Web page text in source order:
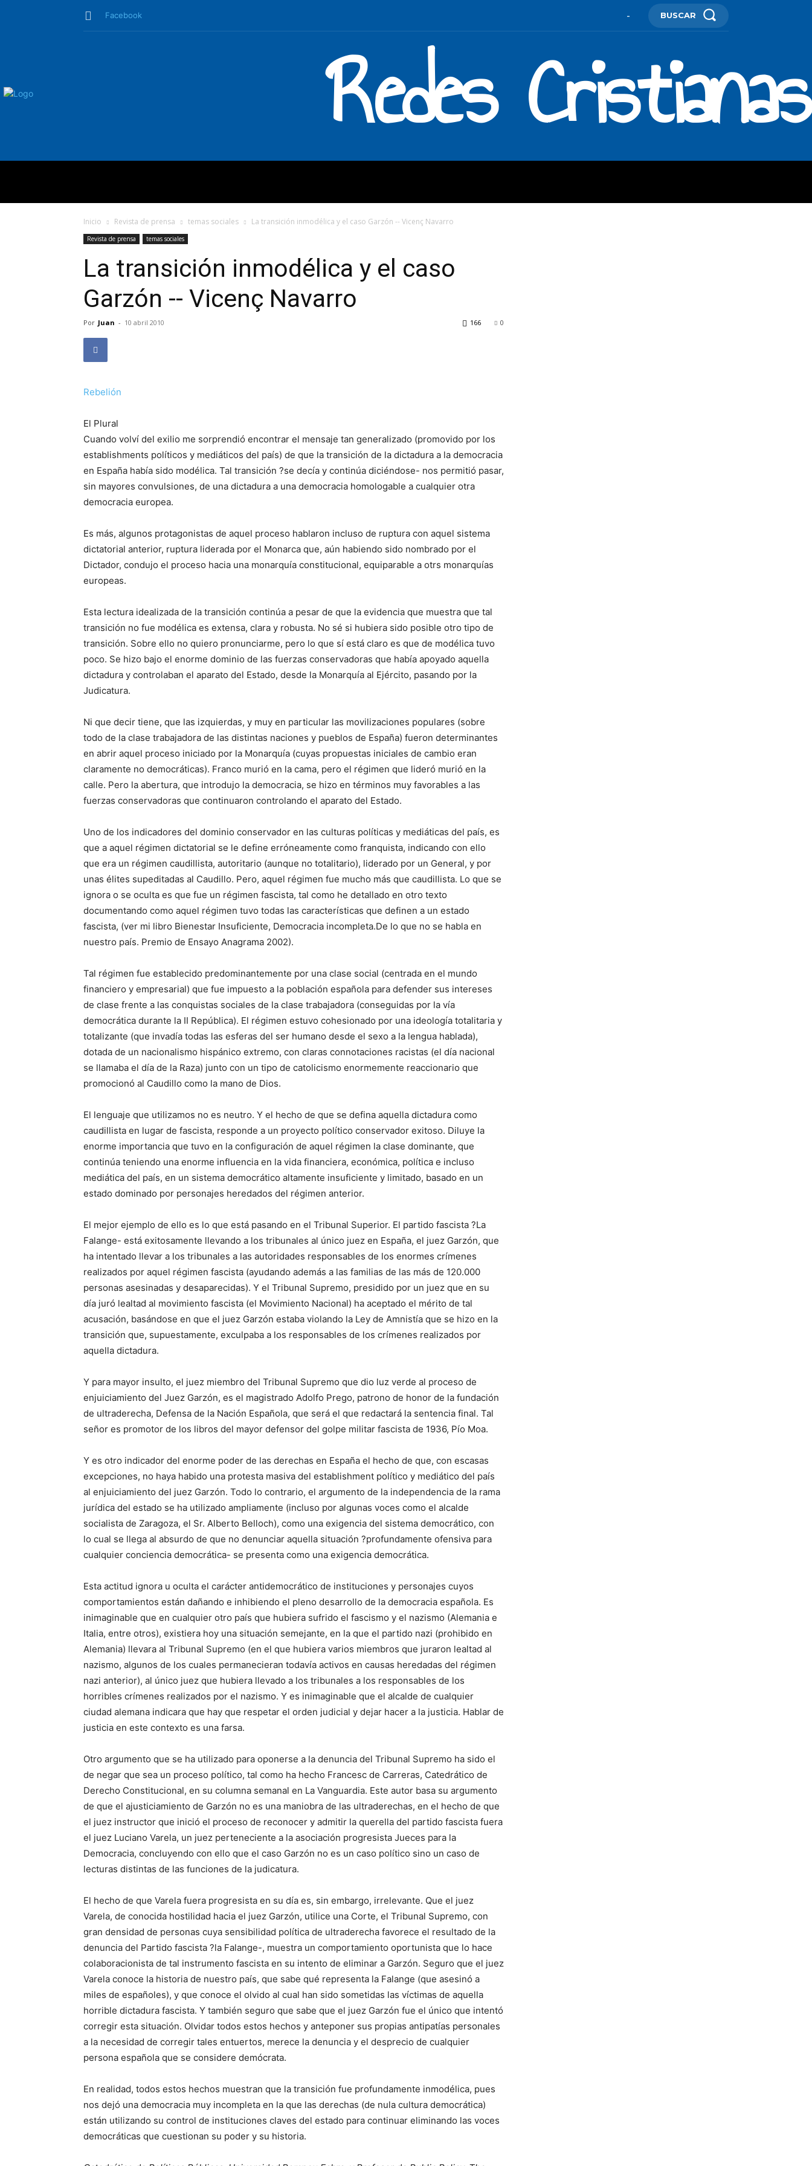
Facebook - BUSCAR
Redes Cristianas
Inicio Revista de prensa temas sociales La transición inmodélica y el caso Garzón -- Vicenç Navarro
Revista de prensa temas sociales
La transición inmodélica y el caso
Garzón -- Vicenç Navarro
Por Juan - 10 abril 2010 0
166
Rebelión
El Plural
Cuando volví del exilio me sorprendió encontrar el mensaje tan generalizado (promovido por los
establishments políticos y mediáticos del país) de que la transición de la dictadura a la democracia
en España había sido modélica. Tal transición ?se decía y continúa diciéndose- nos permitió pasar,
sin mayores convulsiones, de una dictadura a una democracia homologable a cualquier otra
democracia europea.
Es más, algunos protagonistas de aquel proceso hablaron incluso de ruptura con aquel sistema
dictatorial anterior, ruptura liderada por el Monarca que, aún habiendo sido nombrado por el
Dictador, condujo el proceso hacia una monarquía constitucional, equiparable a otrs monarquías
europeas.
Esta lectura idealizada de la transición continúa a pesar de que la evidencia que muestra que tal
transición no fue modélica es extensa, clara y robusta. No sé si hubiera sido posible otro tipo de
transición. Sobre ello no quiero pronunciarme, pero lo que sí está claro es que de modélica tuvo
poco. Se hizo bajo el enorme dominio de las fuerzas conservadoras que había apoyado aquella
dictadura y controlaban el aparato del Estado, desde la Monarquía al Ejército, pasando por la
Judicatura.
Ni que decir tiene, que las izquierdas, y muy en particular las movilizaciones populares (sobre
todo de la clase trabajadora de las distintas naciones y pueblos de España) fueron determinantes
en abrir aquel proceso iniciado por la Monarquía (cuyas propuestas iniciales de cambio eran
claramente no democráticas). Franco murió en la cama, pero el régimen que lideró murió en la
calle. Pero la abertura, que introdujo la democracia, se hizo en términos muy favorables a las
fuerzas conservadoras que continuaron controlando el aparato del Estado.
Uno de los indicadores del dominio conservador en las culturas políticas y mediáticas del país, es
que a aquel régimen dictatorial se le define erróneamente como franquista, indicando con ello
que era un régimen caudillista, autoritario (aunque no totalitario), liderado por un General, y por
unas élites supeditadas al Caudillo. Pero, aquel régimen fue mucho más que caudillista. Lo que se
ignora o se oculta es que fue un régimen fascista, tal como he detallado en otro texto
documentando como aquel régimen tuvo todas las características que definen a un estado
fascista, (ver mi libro Bienestar Insuficiente, Democracia incompleta.De lo que no se habla en
nuestro país. Premio de Ensayo Anagrama 2002).
Tal régimen fue establecido predominantemente por una clase social (centrada en el mundo
financiero y empresarial) que fue impuesto a la población española para defender sus intereses
de clase frente a las conquistas sociales de la clase trabajadora (conseguidas por la vía
democrática durante la II República). El régimen estuvo cohesionado por una ideología totalitaria y
totalizante (que invadía todas las esferas del ser humano desde el sexo a la lengua hablada),
dotada de un nacionalismo hispánico extremo, con claras connotaciones racistas (el día nacional
se llamaba el día de la Raza) junto con un tipo de catolicismo enormemente reaccionario que
promocionó al Caudillo como la mano de Dios.
El lenguaje que utilizamos no es neutro. Y el hecho de que se defina aquella dictadura como
caudillista en lugar de fascista, responde a un proyecto político conservador exitoso. Diluye la
enorme importancia que tuvo en la configuración de aquel régimen la clase dominante, que
continúa teniendo una enorme influencia en la vida financiera, económica, política e incluso
mediática del país, en un sistema democrático altamente insuficiente y limitado, basado en un
estado dominado por personajes heredados del régimen anterior.
El mejor ejemplo de ello es lo que está pasando en el Tribunal Superior. El partido fascista ?La
Falange- está exitosamente llevando a los tribunales al único juez en España, el juez Garzón, que
ha intentado llevar a los tribunales a las autoridades responsables de los enormes crímenes
realizados por aquel régimen fascista (ayudando además a las familias de las más de 120.000
personas asesinadas y desaparecidas). Y el Tribunal Supremo, presidido por un juez que en su
día juró lealtad al movimiento fascista (el Movimiento Nacional) ha aceptado el mérito de tal
acusación, basándose en que el juez Garzón estaba violando la Ley de Amnistía que se hizo en la
transición que, supuestamente, exculpaba a los responsables de los crímenes realizados por
aquella dictadura.
Y para mayor insulto, el juez miembro del Tribunal Supremo que dio luz verde al proceso de
enjuiciamiento del Juez Garzón, es el magistrado Adolfo Prego, patrono de honor de la fundación
de ultraderecha, Defensa de la Nación Española, que será el que redactará la sentencia final. Tal
señor es promotor de los libros del mayor defensor del golpe militar fascista de 1936, Pío Moa.
Y es otro indicador del enorme poder de las derechas en España el hecho de que, con escasas
excepciones, no haya habido una protesta masiva del establishment político y mediático del país
al enjuiciamiento del juez Garzón. Todo lo contrario, el argumento de la independencia de la rama
jurídica del estado se ha utilizado ampliamente (incluso por algunas voces como el alcalde
socialista de Zaragoza, el Sr. Alberto Belloch), como una exigencia del sistema democrático, con
lo cual se llega al absurdo de que no denunciar aquella situación ?profundamente ofensiva para
cualquier conciencia democrática- se presenta como una exigencia democrática.
Esta actitud ignora u oculta el carácter antidemocrático de instituciones y personajes cuyos
comportamientos están dañando e inhibiendo el pleno desarrollo de la democracia española. Es
inimaginable que en cualquier otro país que hubiera sufrido el fascismo y el nazismo (Alemania e
Italia, entre otros), existiera hoy una situación semejante, en la que el partido nazi (prohibido en
Alemania) llevara al Tribunal Supremo (en el que hubiera varios miembros que juraron lealtad al
nazismo, algunos de los cuales permanecieran todavía activos en causas heredadas del régimen
nazi anterior), al único juez que hubiera llevado a los tribunales a los responsables de los
horribles crímenes realizados por el nazismo. Y es inimaginable que el alcalde de cualquier
ciudad alemana indicara que hay que respetar el orden judicial y dejar hacer a la justicia. Hablar de
justicia en este contexto es una farsa.
Otro argumento que se ha utilizado para oponerse a la denuncia del Tribunal Supremo ha sido el
de negar que sea un proceso político, tal como ha hecho Francesc de Carreras, Catedrático de
Derecho Constitucional, en su columna semanal en La Vanguardia. Este autor basa su argumento
de que el ajusticiamiento de Garzón no es una maniobra de las ultraderechas, en el hecho de que
el juez instructor que inició el proceso de reconocer y admitir la querella del partido fascista fuera
el juez Luciano Varela, un juez perteneciente a la asociación progresista Jueces para la
Democracia, concluyendo con ello que el caso Garzón no es un caso político sino un caso de
lecturas distintas de las funciones de la judicatura.
El hecho de que Varela fuera progresista en su día es, sin embargo, irrelevante. Que el juez
Varela, de conocida hostilidad hacia el juez Garzón, utilice una Corte, el Tribunal Supremo, con
gran densidad de personas cuya sensibilidad política de ultraderecha favorece el resultado de la
denuncia del Partido fascista ?la Falange-, muestra un comportamiento oportunista que lo hace
colaboracionista de tal instrumento fascista en su intento de eliminar a Garzón. Seguro que el juez
Varela conoce la historia de nuestro país, que sabe qué representa la Falange (que asesinó a
miles de españoles), y que conoce el olvido al cual han sido sometidas las víctimas de aquella
horrible dictadura fascista. Y también seguro que sabe que el juez Garzón fue el único que intentó
corregir esta situación. Olvidar todos estos hechos y anteponer sus propias antipatías personales
a la necesidad de corregir tales entuertos, merece la denuncia y el desprecio de cualquier
persona española que se considere demócrata.
En realidad, todos estos hechos muestran que la transición fue profundamente inmodélica, pues
nos dejó una democracia muy incompleta en la que las derechas (de nula cultura democrática)
están utilizando su control de instituciones claves del estado para continuar eliminando las voces
democráticas que cuestionan su poder y su historia.